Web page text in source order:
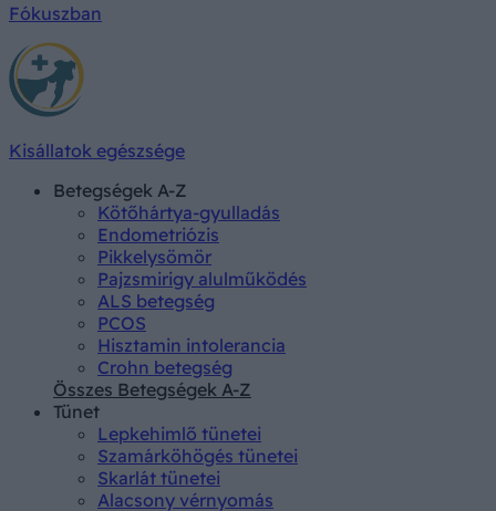
Fókuszban
Kisállatok egészsége
Betegségek A-Z
Kötőhártya-gyulladás
Endometriózis
Pikkelysömör
Pajzsmirigy alulműködés
ALS betegség
PCOS
Hisztamin intolerancia
Crohn betegség
Összes Betegségek A-Z
Tünet
Lepkehimlő tünetei
Szamárköhögés tünetei
Skarlát tünetei
Alacsony vérnyomás